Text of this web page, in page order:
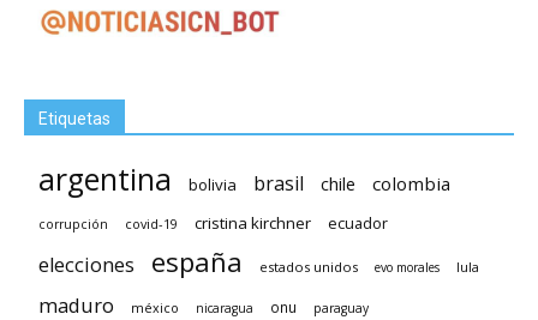
Etiquetas
argentina bolivia brasil chile colombia
corrupción covid-19 cristina kirchner ecuador
elecciones españa estados unidos evo morales lula
maduro méxico nicaragua onu paraguay